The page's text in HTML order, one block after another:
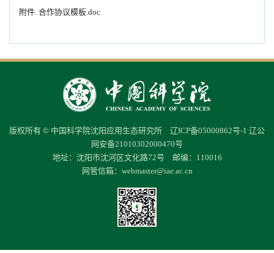
附件. 合作协议模板.doc
版权所有 © 中国科学院沈阳应用生态研究所 辽ICP备05000862号-1 辽公
网安备21010302000470号
地址：沈阳市沈河区文化路72号 邮编：110016
网管信箱： webmaster@iae.ac.cn